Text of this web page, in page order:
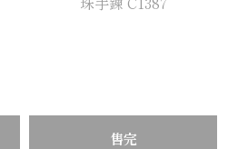
售完